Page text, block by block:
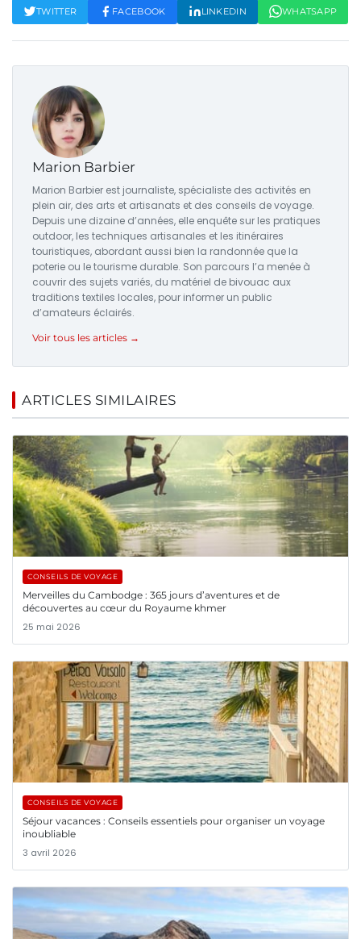
TWITTER FACEBOOK LINKEDIN WHATSAPP
Marion Barbier
Marion Barbier est journaliste, spécialiste des activités en
plein air, des arts et artisanats et des conseils de voyage.
Depuis une dizaine d’années, elle enquête sur les pratiques
outdoor, les techniques artisanales et les itinéraires
touristiques, abordant aussi bien la randonnée que la
poterie ou le tourisme durable. Son parcours l’a menée à
couvrir des sujets variés, du matériel de bivouac aux
traditions textiles locales, pour informer un public
d’amateurs éclairés.
Voir tous les articles →
ARTICLES SIMILAIRES
CONSEILS DE VOYAGE
Merveilles du Cambodge : 365 jours d’aventures et de
découvertes au cœur du Royaume khmer
25 mai 2026
CONSEILS DE VOYAGE
Séjour vacances : Conseils essentiels pour organiser un voyage
inoubliable
3 avril 2026